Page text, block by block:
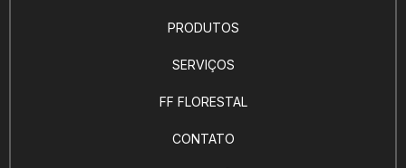
PRODUTOS
SERVIÇOS
FF FLORESTAL
CONTATO